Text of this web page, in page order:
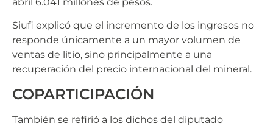
Siufi explicó que el incremento de los ingresos no
responde únicamente a un mayor volumen de
ventas de litio, sino principalmente a una
recuperación del precio internacional del mineral.
COPARTICIPACIÓN
También se refirió a los dichos del diputado